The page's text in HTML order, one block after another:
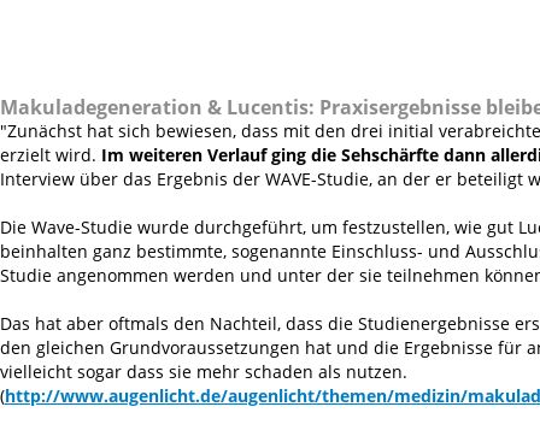
Makuladegeneration & Lucentis: Praxisergebnisse
"Zunächst hat sich bewiesen, dass mit den drei initial
erzielt wird. Im weiteren Verlauf ging die Sehschärfte dann
Interview über das Ergebnis der WAVE-Studie, an der er beteiligt
Die Wave-Studie wurde durchgeführt, um festzustellen, wie gut
beinhalten ganz bestimmte, sogenannte Einschluss- und
Studie angenommen werden und unter der sie teilnehmen
Das hat aber oftmals den Nachteil, dass die Studienergebnisse
den gleichen Grundvoraussetzungen hat und die Ergebnisse für
vielleicht sogar dass sie mehr schaden als nutzen.
(http://www.augenlicht.de/augenlicht/themen/medizin/